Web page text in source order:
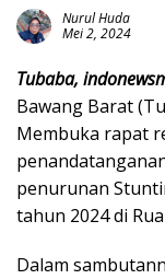
Nurul Huda
Mei 2, 2024
Tubaba,
Bawang Barat
Membuka rapat
penurunan
tahun 2024 di
Dalam